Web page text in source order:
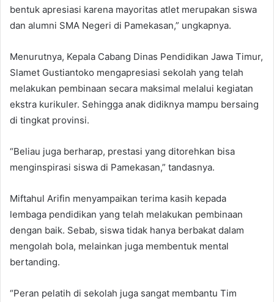
bentuk apresiasi karena mayoritas atlet merupakan siswa
dan alumni SMA Negeri di Pamekasan,” ungkapnya.
Menurutnya, Kepala Cabang Dinas Pendidikan Jawa Timur,
Slamet Gustiantoko mengapresiasi sekolah yang telah
melakukan pembinaan secara maksimal melalui kegiatan
ekstra kurikuler. Sehingga anak didiknya mampu bersaing
di tingkat provinsi.
“Beliau juga berharap, prestasi yang ditorehkan bisa
menginspirasi siswa di Pamekasan,” tandasnya.
Miftahul Arifin menyampaikan terima kasih kepada
lembaga pendidikan yang telah melakukan pembinaan
dengan baik. Sebab, siswa tidak hanya berbakat dalam
mengolah bola, melainkan juga membentuk mental
bertanding.
“Peran pelatih di sekolah juga sangat membantu Tim